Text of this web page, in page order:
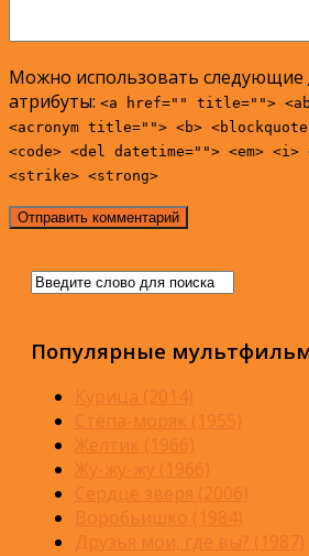
Можно использовать следующие
атрибуты: <a href="" title="">
<acronym title=""> <b>
<code> <del datetime=""> <em>
<strike> <strong>
Популярные
Курица (2014)
Стёпа-моряк (1955)
Желтик (1966)
Жу-жу-жу (1966)
Сердце зверя (2006)
Воробьишко (1984)
Друзья мои, где вы? (1987)